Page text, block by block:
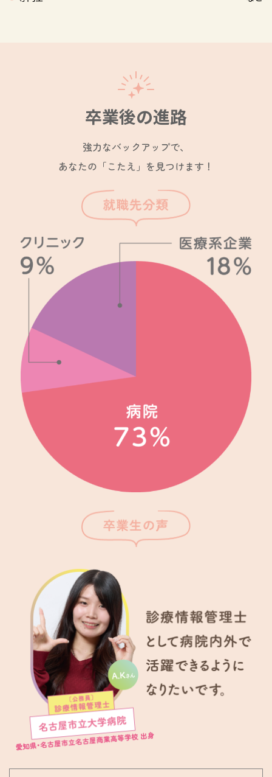
卒業後の進路
強力なバックアップで、
あなたの「こたえ」を見つけます！